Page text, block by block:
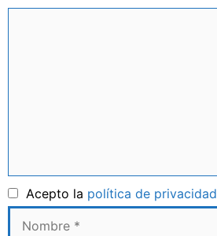
Acepto la política de privacidad